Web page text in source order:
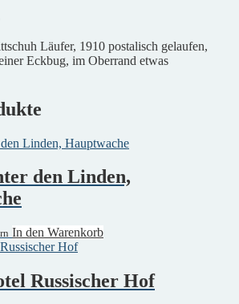
Läufer, 1910 postalisch gelaufen,
Eckbug, im Oberrand etwas
den Linden,
In den Warenkorb
Russischer Hof